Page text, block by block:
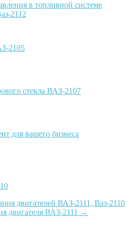
в топливной системе
2112
2105
стекла ВАЗ-2107
для вашего бизнеса
двигателей ВАЗ-2111, Ваз-2110
двигателя ВАЗ-2111 →